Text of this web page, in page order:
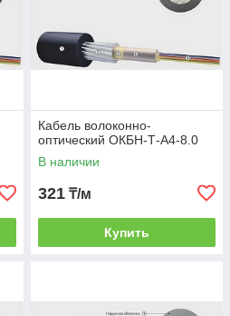
Кабель волоконно-
оптический ОКБН-Т-А4-8.0
В наличии
321 ₸/м
Купить